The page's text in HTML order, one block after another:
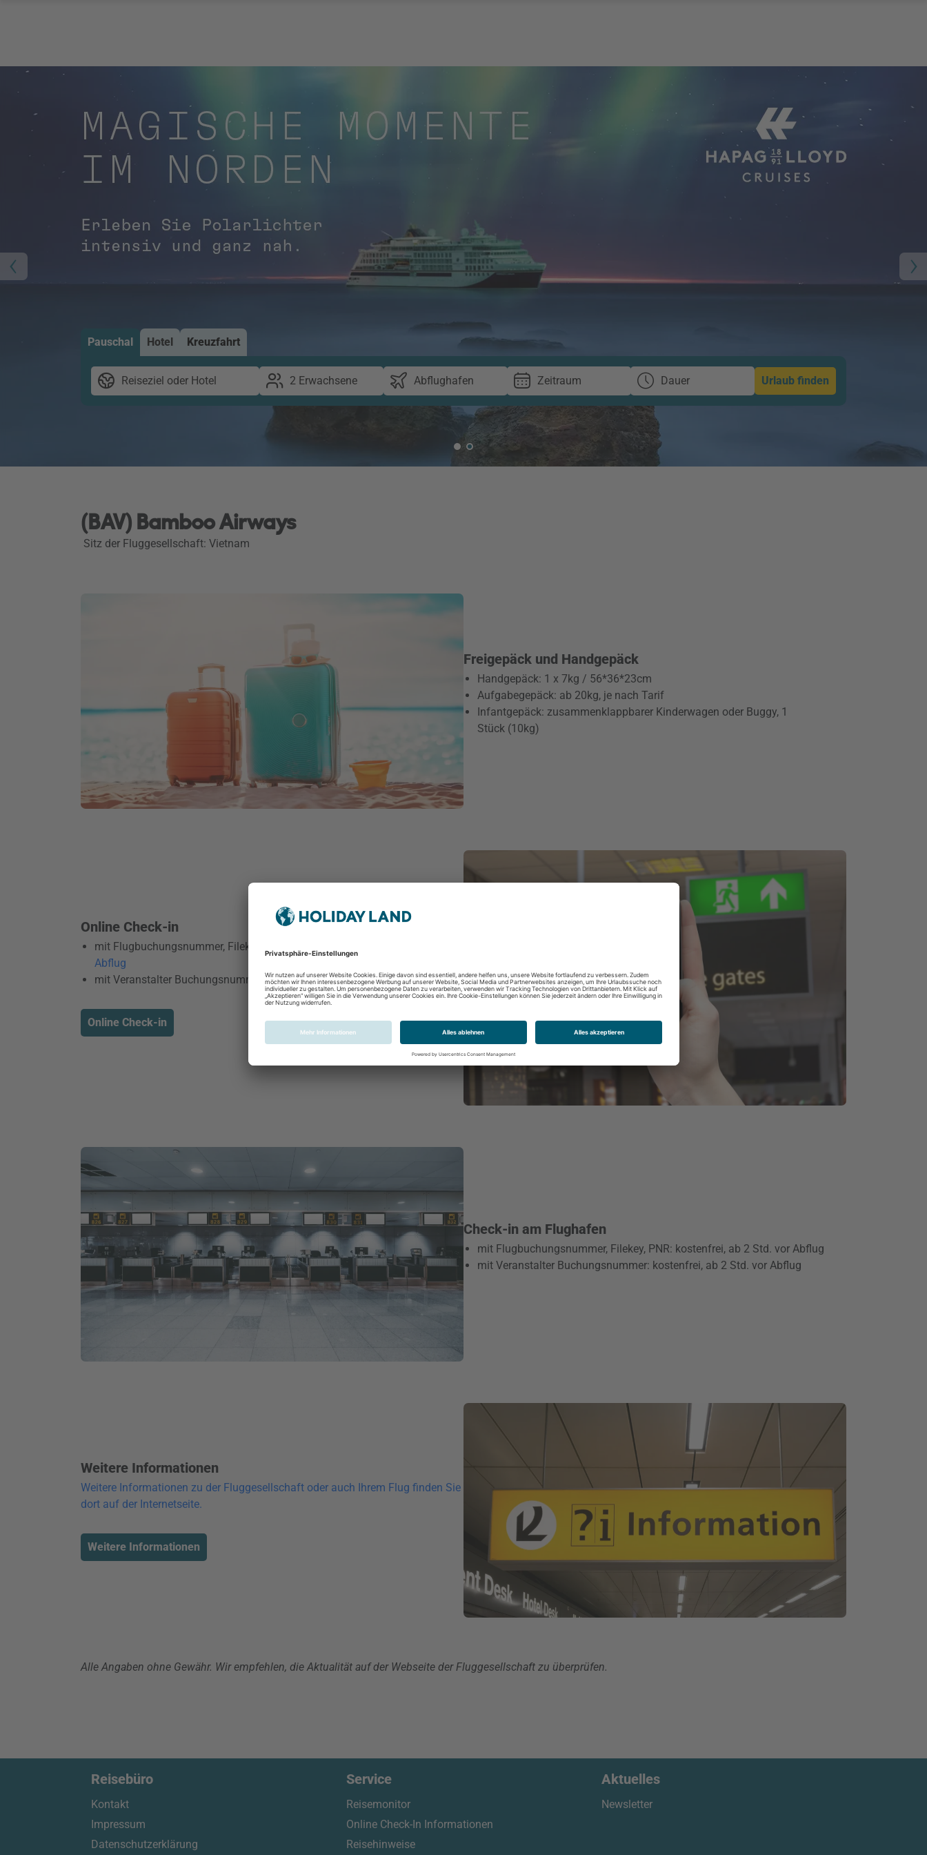
Pauschal Hotel Kreuzfahrt
Reiseziel oder Hotel 2 Erwachsene Abflughafen Zeitraum Dauer Urlaub finden
(BAV) Bamboo Airways
Sitz der Fluggesellschaft: Vietnam
Freigepäck und Handgepäck
Handgepäck: 1 x 7kg / 56*36*23cm
Aufgabegepäck: ab 20kg, je nach Tarif
Infantgepäck: zusammenklappbarer Kinderwagen oder Buggy, 1
Stück (10kg)
Online Check-in
mit Flugbuchungsnummer, Filekey, PNR:
Abflug
mit Veranstalter Buchungsnummer: nicht möglich
Online Check-in
Check-in am Flughafen
mit Flugbuchungsnummer, Filekey, PNR: kostenfrei, ab 2 Std. vor Abflug
mit Veranstalter Buchungsnummer: kostenfrei, ab 2 Std. vor Abflug
Weitere Informationen
Weitere Informationen zu der Fluggesellschaft oder auch Ihrem Flug finden Sie
dort auf der Internetseite.
Weitere Informationen
Alle Angaben ohne Gewähr. Wir empfehlen, die Aktualität auf der Webseite der Fluggesellschaft zu überprüfen.
Reisebüro
Kontakt
Impressum
Datenschutzerklärung
Service
Reisemonitor
Online Check-In Informationen
Reisehinweise
Aktuelles
Newsletter